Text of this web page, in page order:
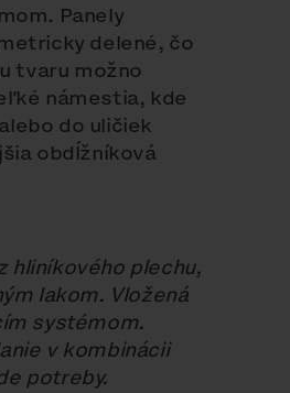
Panely
delené, čo
tvaru možno
námestia, kde
do uličiek
obdĺžníková
hliníkového plechu,
lakom. Vložená
systémom.
v kombinácii
potreby.